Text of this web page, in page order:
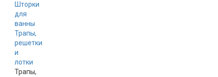
Шторки
для
ванны
Трапы,
решетки
и
лотки
Трапы,